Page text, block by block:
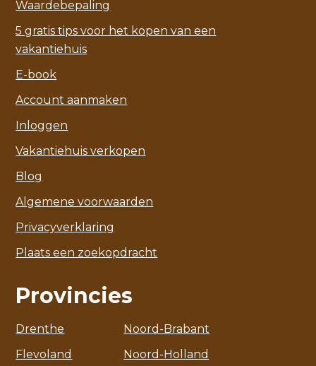
Waardebepaling
5 gratis tips voor het kopen van een
vakantiehuis
E-book
Account aanmaken
Inloggen
Vakantiehuis verkopen
Blog
Algemene voorwaarden
Privacyverklaring
Plaats een zoekopdracht
Provincies
Drenthe
Flevoland
Noord-Brabant
Noord-Holland